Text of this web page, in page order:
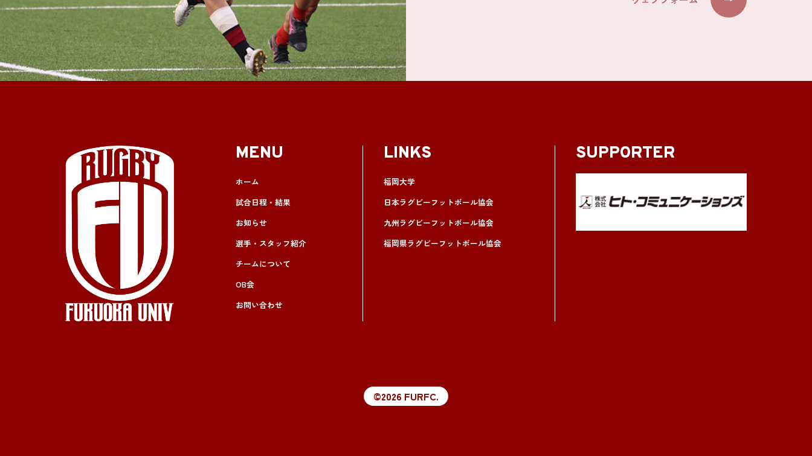
MENU
ホーム
試合日程・結果
お知らせ
選手・スタッフ紹介
チームについて
OB会
お問い合わせ
LINKS
福岡大学
日本ラグビーフットボール協会
九州ラグビーフットボール協会
福岡県ラグビーフットボール協会
SUPPORTER
©2026 FURFC.